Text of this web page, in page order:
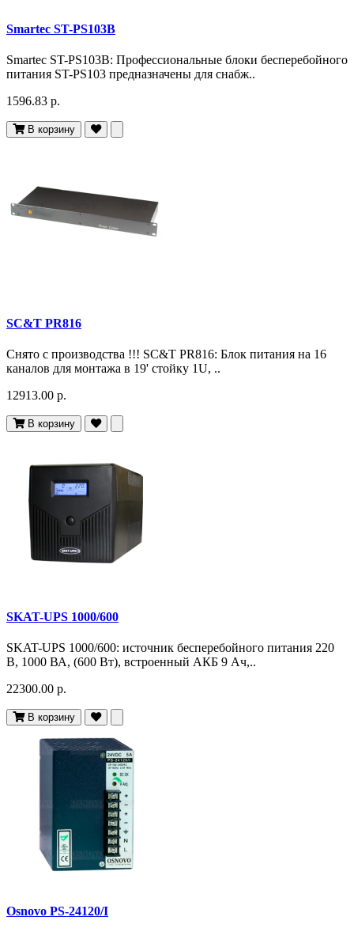
Smartec ST-PS103B
Smartec ST-PS103B: Профессиональные блоки бесперебойного
питания ST-PS103 предназначены для снабж..
1596.83 р.
В корзину
SC&T PR816
Снято c производства !!! SC&T PR816: Блок питания на 16
каналов для монтажа в 19' стойку 1U, ..
12913.00 р.
В корзину
SKAT-UPS 1000/600
SKAT-UPS 1000/600: источник бесперебойного питания 220
В, 1000 ВА, (600 Вт), встроенный АКБ 9 Ач,..
22300.00 р.
В корзину
Osnovo PS-24120/I